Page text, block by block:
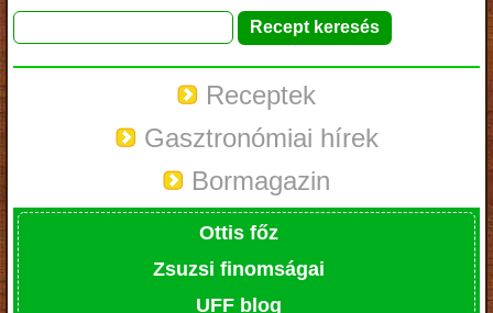
Receptek
Gasztronómiai hírek
Bormagazin
Ottis főz
Zsuzsi finomságai
UFF blog